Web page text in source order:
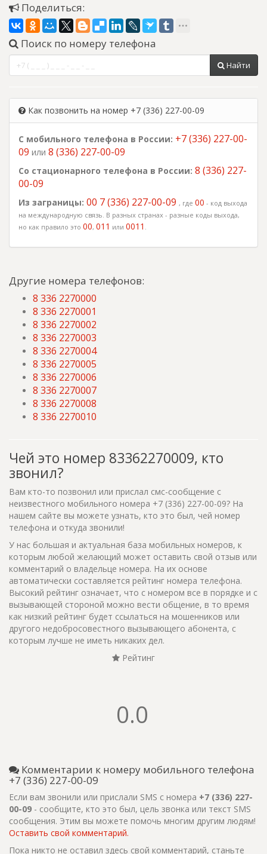
Поделиться:
Поиск по номеру телефона
Найти
Как позвонить на номер +7 (336) 227-00-09
С мобильного телефона в России: +7 (336) 227-00-
09 или 8 (336) 227-00-09
Со стационарного телефона в России: 8 (336) 227-
00-09
Из заграницы: 00 7 (336) 227-00-09 , где 00 - код выхода
на международную связь. В разных странах - разные коды выхода,
но как правило это 00, 011 или 0011 .
Другие номера телефонов:
8 336 2270000
8 336 2270001
8 336 2270002
8 336 2270003
8 336 2270004
8 336 2270005
8 336 2270006
8 336 2270007
8 336 2270008
8 336 2270010
Чей это номер 83362270009, кто
звонил?
Вам кто-то позвонил или прислал смс-сообщение с
неизвестного мобильного номера +7 (336) 227-00-09? На
нашем сайте вы можете узнать, кто это был, чей номер
телефона и откуда звонили!
У нас большая и актуальная база мобильных номеров, к
которым любой желающий может оставить свой отзыв или
комментарий о владельце номера. На их основе
автоматически составляется рейтинг номера телефона.
Высокий рейтинг означает, что с номером все в порядке и с
вызывающей стороной можно вести общение, в то время
как низкий рейтинг будет ссылаться на мошенников или
другого недобросовестного вызывающего абонента, с
которым лучше не иметь никаких дел.
Рейтинг
0.0
Комментарии к номеру мобильного телефона
+7 (336) 227-00-09
Если вам звонили или прислали SMS с номера +7 (336) 227-
00-09 - сообщите, кто это был, цель звонка или текст SMS
сообщения. Этим вы можете помочь многим другим людям!
Оставить свой комментарий.
Пока никто не оставил здесь свой комментарий, станьте